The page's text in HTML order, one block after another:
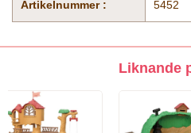
Artikelnummer : 5452
Liknande